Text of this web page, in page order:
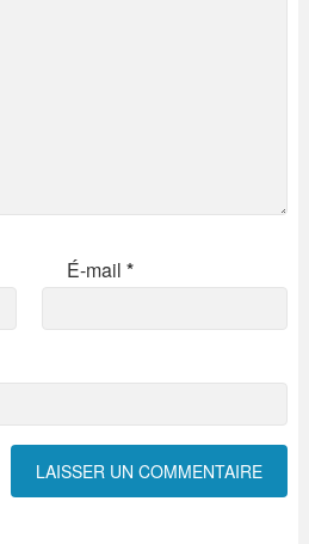
É-mail *